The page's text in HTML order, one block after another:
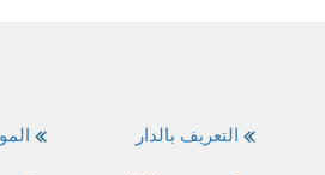
التعريف بالدار